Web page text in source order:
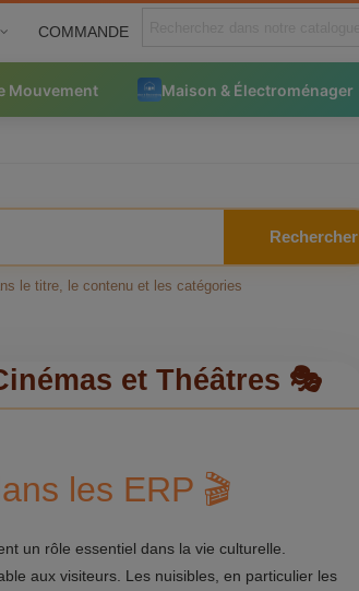
COMMANDE
Mouvement Maison & Électroménager
Rechercher
le titre, le contenu et les catégories
et Théâtres 🎭
les ERP 🎬
un rôle essentiel dans la vie culturelle.
aux visiteurs. Les nuisibles, en particulier les